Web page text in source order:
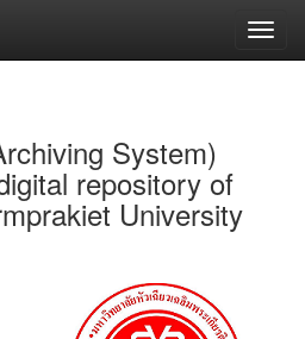
System)
repository of
University